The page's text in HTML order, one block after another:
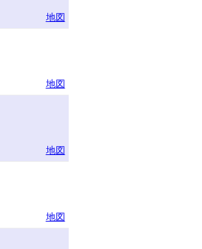
地図
地図
地図
地図